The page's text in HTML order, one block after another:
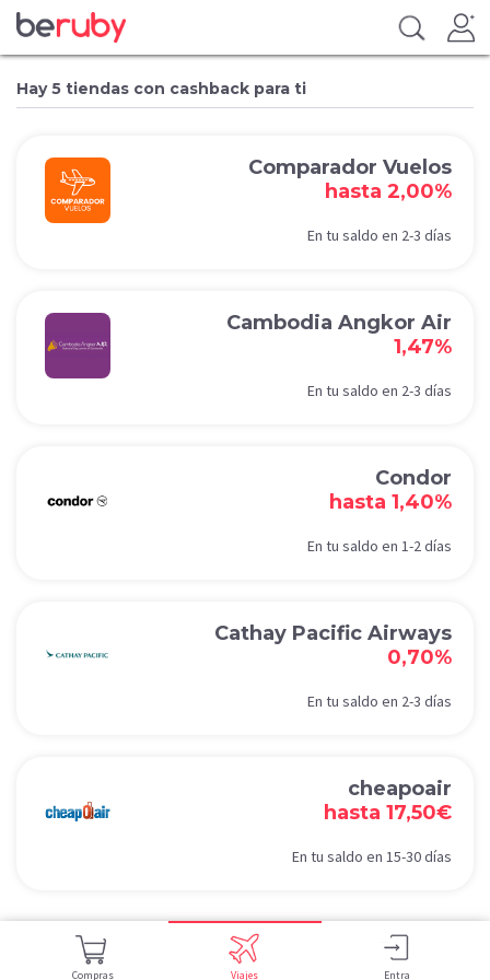
Compras Viajes Entra
Hay 5 tiendas con cashback para ti
Comparador Vuelos
hasta 2,00%
En tu saldo en 2-3 días
Cambodia Angkor Air
1,47%
En tu saldo en 2-3 días
Condor
hasta 1,40%
En tu saldo en 1-2 días
Cathay Pacific Airways
0,70%
En tu saldo en 2-3 días
cheapoair
hasta 17,50€
En tu saldo en 15-30 días